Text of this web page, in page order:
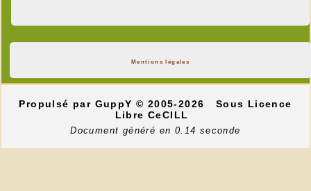
Mentions légales
Propulsé par GuppY© 2005-2026
Sous Licence
Libre CeCILL
Document généré en 0.14 seconde